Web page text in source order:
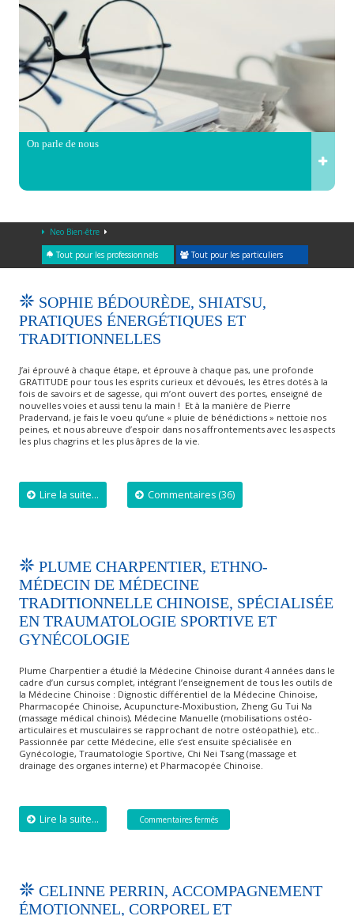
On parle de nous
Neo Bien-être
Tout pour les professionnels Tout pour les particuliers
SOPHIE BÉDOURÈDE, SHIATSU,
PRATIQUES ÉNERGÉTIQUES ET
TRADITIONNELLES
J’ai éprouvé à chaque étape, et éprouve à chaque pas, une profonde
GRATITUDE pour tous les esprits curieux et dévoués, les êtres dotés à la
fois de savoirs et de sagesse, qui m’ont ouvert des portes, enseigné de
nouvelles voies et aussi tenu la main ! Et à la manière de Pierre
Pradervand, je fais le voeu qu’une « pluie de bénédictions » nettoie nos
peines, et nous abreuve d’espoir dans nos affrontements avec les aspects
les plus chagrins et les plus âpres de la vie.
Lire la suite... Commentaires (36)
PLUME CHARPENTIER, ETHNO-
MÉDECIN DE MÉDECINE
TRADITIONNELLE CHINOISE, SPÉCIALISÉE
EN TRAUMATOLOGIE SPORTIVE ET
GYNÉCOLOGIE
Plume Charpentier a étudié la Médecine Chinoise durant 4 années dans le
cadre d’un cursus complet, intégrant l’enseignement de tous les outils de
la Médecine Chinoise : Dignostic différentiel de la Médecine Chinoise,
Pharmacopée Chinoise, Acupuncture-Moxibustion, Zheng Gu Tui Na
(massage médical chinois), Médecine Manuelle (mobilisations ostéo-
articulaires et musculaires se rapprochant de notre ostéopathie), etc..
Passionnée par cette Médecine, elle s’est ensuite spécialisée en
Gynécologie, Traumatologie Sportive, Chi Nei Tsang (massage et
drainage des organes interne) et Pharmacopée Chinoise.
Lire la suite... Commentaires fermés
CELINNE PERRIN, ACCOMPAGNEMENT
ÉMOTIONNEL, CORPOREL ET